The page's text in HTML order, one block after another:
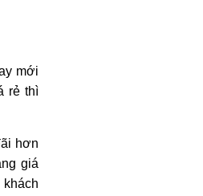
mới
rẻ thì
hơn
giá